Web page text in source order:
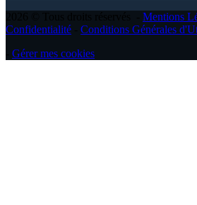
Mentions
Confidentialité
Conditions Générales
Gérer mes cookies